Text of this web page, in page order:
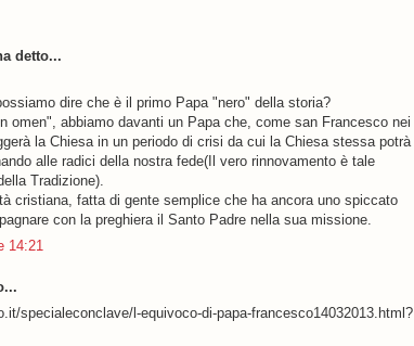
detto...
dire che è il primo Papa "nero" della storia?
omen", abbiamo davanti un Papa che, come san Francesco nei
la Chiesa in un periodo di crisi da cui la Chiesa stessa potrà
alle radici della nostra fede(Il vero rinnovamento è tale
Tradizione).
cristiana, fatta di gente semplice che ha ancora uno spiccato
con la preghiera il Santo Padre nella sua missione.
14:21
specialeconclave/l-equivoco-di-papa-francesco14032013.html?